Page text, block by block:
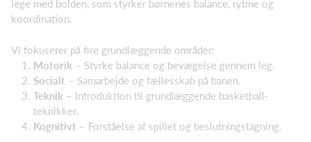
lege med bolden, som styrker børnenes balance, rytme og
koordination.
Vi fokuserer på fire grundlæggende områder:
Motorik – Styrke balance og bevægelse gennem leg.
Socialt – Samarbejde og fællesskab på banen.
Teknik – Introduktion til grundlæggende basketball-
teknikker.
Kognitivt – Forståelse af spillet og beslutningstagning.